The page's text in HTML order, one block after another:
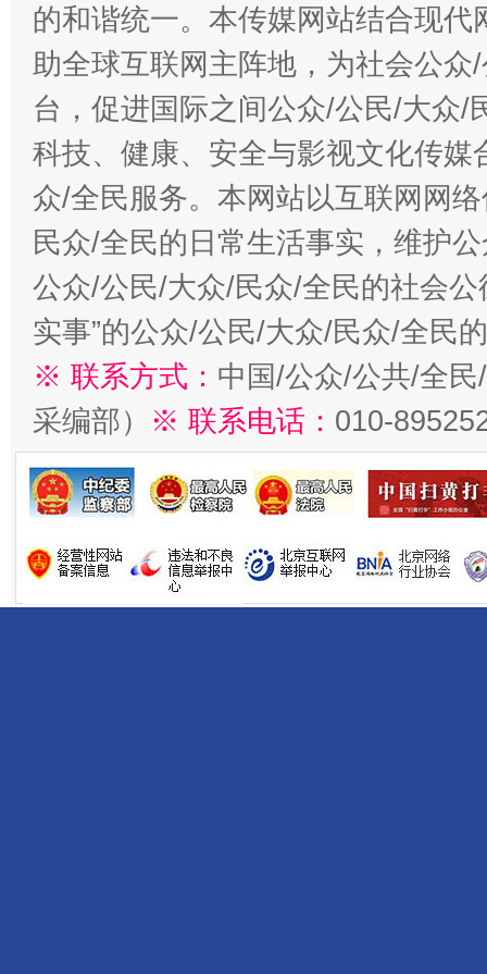
的和谐统一。本传媒网站结合现
助全球互联网主阵地，为社会公
台，促进国际之间公众/公民/大众/
科技、健康、安全与影视文化传
众/全民服务。本网站以互联网网
民众/全民的日常生活事实，维护
公众/公民/大众/民众/全民的社会公
实事”的公众/公民/大众/民众/全民
※ 联系方式： 中国/公众/公共/全
采编部） ※ 联系电话： 010-